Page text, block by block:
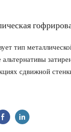
тип
альтернативы
сдвижной